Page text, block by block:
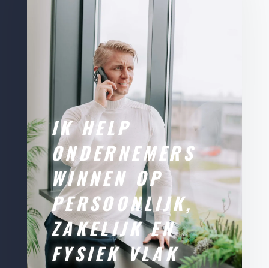
IK HELP
ONDERNEMERS
WINNEN OP
PERSOONLIJK,
ZAKELIJK EN
FYSIEK VLAK